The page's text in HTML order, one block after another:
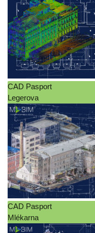
CAD Pasport
Legerova
CAD Pasport
Mlékarna